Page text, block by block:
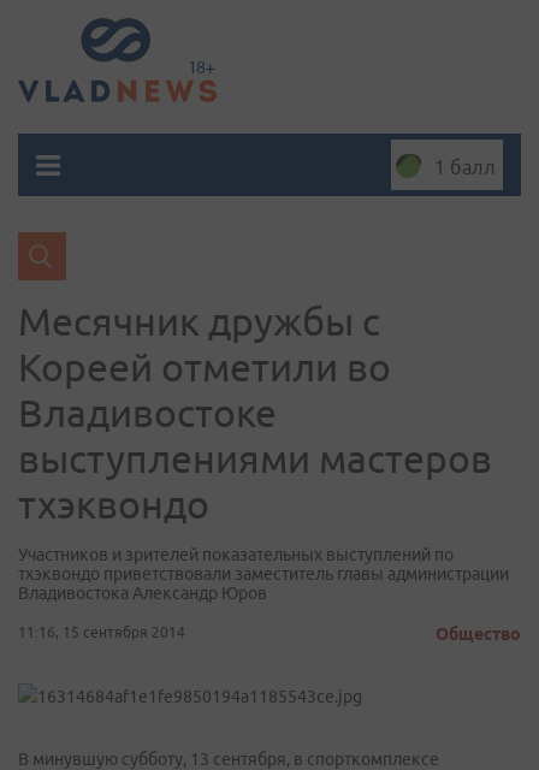
1 балл
Месячник дружбы с
Кореей отметили во
Владивостоке
выступлениями мастеров
тхэквондо
Участников и зрителей показательных выступлений по
тхэквондо приветствовали заместитель главы администрации
Владивостока Александр Юров
11:16, 15 сентября 2014 Общество
В минувшую субботу, 13 сентября, в спорткомплексе